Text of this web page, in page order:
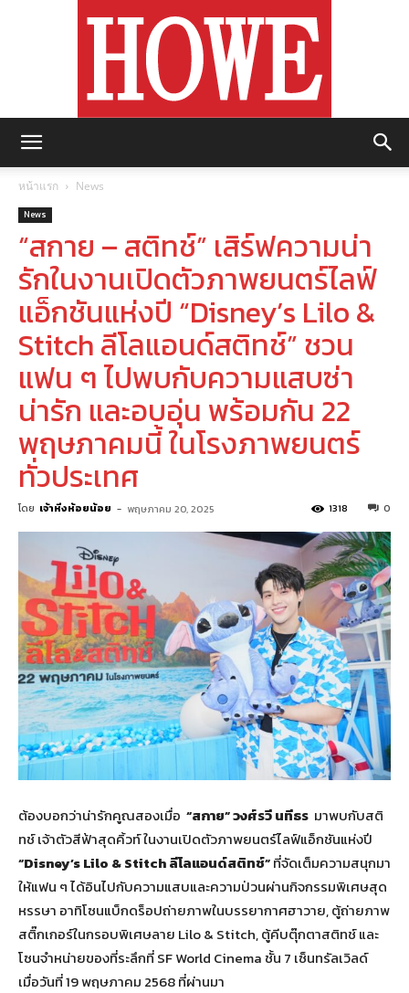
หน้าแรก News
News
“สกาย – สติทช์” เสิร์ฟความน่า
รักในงานเปิดตัวภาพยนตร์ไลฟ์
แอ็กชันแห่งปี “Disney’s Lilo &
Stitch ลีโลแอนด์สติทช์” ชวน
แฟน ๆ ไปพบกับความแสบซ่า
น่ารัก และอบอุ่น พร้อมกัน 22
พฤษภาคมนี้ ในโรงภาพยนตร์
ทั่วประเทศ
โดย เจ้าหิ่งห้อยน้อย - พฤษภาคม 20, 2025 0
1318
ต้องบอกว่าน่ารักคูณสองเมื่อ “สกาย”วงศ์รวี นทีธร มาพบกับสติ
ทช์ เจ้าตัวสีฟ้าสุดคิ้วท์ ในงานเปิดตัวภาพยนตร์ไลฟ์แอ็กชันแห่งปี
“Disney’s Lilo & Stitchลีโลแอนด์สติทช์”ที่จัดเต็มความสนุกมา
ให้แฟน ๆ ได้อินไปกับความแสบและความป่วนผ่านกิจกรรมพิเศษสุด
หรรษา อาทิโซนแบ็กดร็อปถ่ายภาพในบรรยากาศฮาวาย, ตู้ถ่ายภาพ
สติ๊กเกอร์ในกรอบพิเศษลาย Lilo & Stitch, ตู้คีบตุ๊กตาสติทช์ และ
โซนจำหน่ายของที่ระลึกที่ SF World Cinema ชั้น 7 เซ็นทรัลเวิลด์
เมื่อวันที่ 19 พฤษภาคม 2568 ที่ผ่านมา